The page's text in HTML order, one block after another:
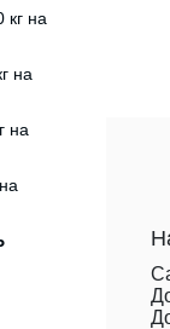
на
на
на